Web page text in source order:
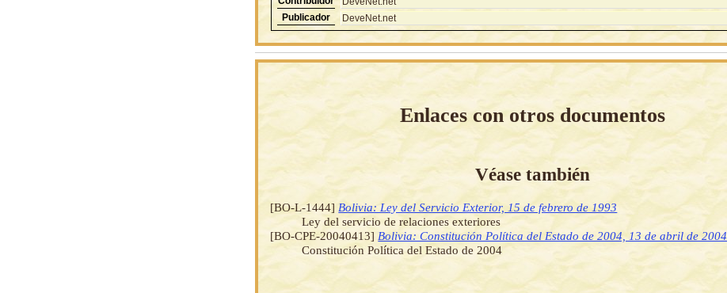
Publicador
DeveNet.net
Enlaces con otros documentos
Véase también
[BO-L-1444] Bolivia: Ley del Servicio Exterior, 15 de febrero de 1993
Ley del servicio de relaciones exteriores
[BO-CPE-20040413] Bolivia: Constitución Política del Estado de 2004, 13 de abril de 2004
Constitución Política del Estado de 2004